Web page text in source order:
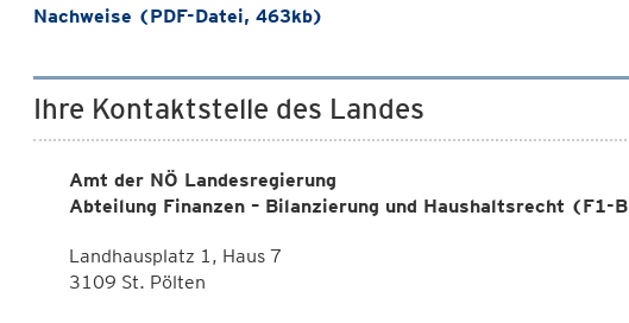
Nachweise (PDF-Datei, 463kb)
Ihre Kontaktstelle des Landes
Amt der NÖ Landesregierung
Abteilung Finanzen – Bilanzierung und Haushaltsrecht (F1-
Landhausplatz 1, Haus 7
3109 St. Pölten